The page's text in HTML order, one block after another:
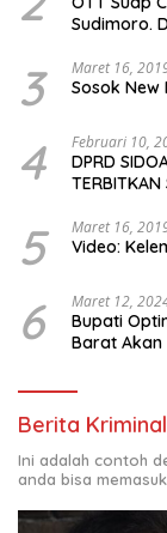
Sudimoro.
3 Maret 16,
Sosok New
4 Februari 10,
DPRD
TERBITKAN
KELUAR
5 Maret 16,
Video:
6 Maret 12,
Bupati
Barat
Berita Kriminal
Ini adalah contoh
anda bisa